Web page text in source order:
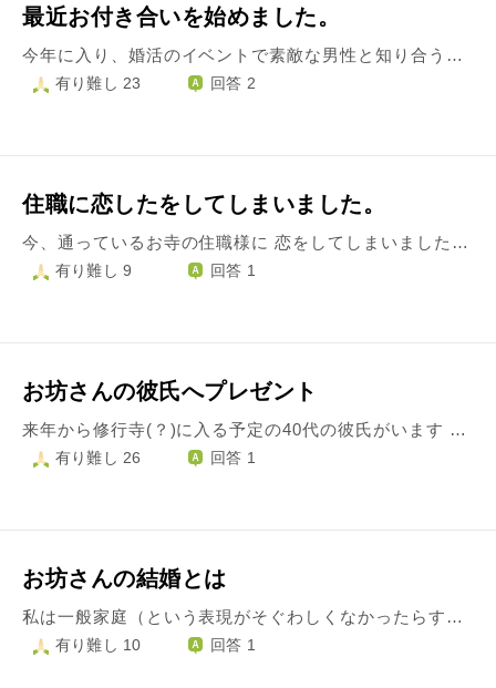
最近お付き合いを始めました。
今年に入り、婚活のイベントで素敵な男性と知り合う機会がありました。 一度目の食事で、彼からお坊さんだということが伝えられました。 私自身が彼に惹かれていたこともあり、それ以降何度かデートを重ねて、つい先日お付き合いを申し込まれました。 (私30歳、彼32歳) 告白される直前までは、お坊さんとお付き合いすることに対して大きな不安がありました。 今はその不安がないとは言い切れませんが、気持ちを伝えてくれた彼を支えたいと 思っています。 そこで、今後次のステップ(結婚)に進む前に、なにか準備が出来ることがあるなら挑戦したいと考えています。 彼とお付き合いする前から、着物のレッスンに行こうと考えていたのですが、それ以外でなにかできた方が良い、助かる、などあれば教えていただきたいです。 ちなみに彼は、曹洞宗とのことでした。
有り難し 23 回答 2
住職に恋したをしてしまいました。
今、通っているお寺の住職様に 恋をしてしまいました。 最初は、恋心なんて全くなく 私が僧侶になりたい得度を したいとご相談に行ってから の出会いになります。 そして、僕が師匠になるには 周りとのコミニケーションや 信頼関係を深めてから なので、プチ修行だと思って 参加出来る行事には参加して 周りとの縁を深めなさいと アドバイスを頂き月3回程 行ける行事には全て行き 通わせて頂いている現状に ございます。 そうして、いろいろお話しを したり行事に参加して行くうちに この人の力になりたい この人の周りの人の力に なりたい、この方の大切な 方を寄り添い助け合って 守って行きたいと思うようになりました。 ですが私は、住職様に恋心すら伝えていません。なぜなら周りの目が気になるからです 相手の立場を考えてるからこそです。 私が伝えて住職が困ってしまったら この気持ちが周りにバレていつしか 周りからの印象が悪くなったら 住職様の立場がないなと ただ、住職様が疲れている顔を一瞬見せた 時がありまして。 頑張っているのはわかります。 わかるんですが、無理しないでください。 と伝ると僕が頑張らないと 誰が頑張るのよと笑顔で返された 時があり、あぁこの方はいつも 辛くとも周りばかり考える人だなって 優しい人だなって だからこそ、こんな優しい仏様の ような人を失いたくない。 皆にはこの人が必要だ。 だから力になりたいと益々 思えました 僧侶になりたいと言っておいて 恋心を持つなんてよくない 事だとは思っております そんな疑問をもつなかで 皆様に質問させてください。 僧侶になる事だけが皆を 救える道でしょうか❓ 私は最近、誰かの幸せを思うのが 愛であると感じます 僧侶にならずともボランティアで お手伝いをし住職様のサポートをし 住職様の大切な方達を守る。 僧侶にならずとも愛は伝える 与える事は出来るのではないか と思うようになりました。 そして、愛とは自分の者にする 為の支配ではなく この人に元気でいて欲しい。 この人が生きていてくれたら 十分幸せだ。 それだけで私は幸せになれるのです。 お互いが助け合い思い合い 慈しみあい生きる事が幸せです。 他に地位も名声もなく 健康に生きる誰かの笑顔幸せが 見れたら幸せなのではないかと 皆様の意見をお聞きかせください。 私の愛は間違いでしょうか。
有り難し 9 回答 1
お坊さんの彼氏へプレゼント
来年から修行寺(？)に入る予定の40代の彼氏がいます ゆくゆくは結婚も考えている関係です 彼氏のお寺の宗派臨済宗とのことです クリスマス＋応援のプレゼントを考えているのですが、決めかねています 他の方の質問と、腕輪念珠や日常生活で使える(持ち込める)ものがいいとの回答を拝見しました 臨済宗のお坊さんに腕輪念珠をプレゼントしても問題はありませんか？ 問題ない場合は、デザインや値段等どのようなものが適切なのか教えていただけますでしょうか 腕輪念珠以外のものでアイデアがありましたらそちらも教えていただきたいです 専門的な部分についての把握ができておらず申し訳ございませんが、ご助言いただけますと嬉しいです よろしくお願いいたします
有り難し 26 回答 1
お坊さんの結婚とは
私は一般家庭（という表現がそぐわしくなかったらすみません）で育ち、いま結婚を前提にお寺の方とお付き合いをしています。 出会ったのがコロナ禍ということもありお互いどちらの親にも直接会うことなく同棲が始まり、コロナが下火になってからそれぞれの両親に挨拶しました。いわゆる両家顔合わせは未だ行えていません。 相手のお家は代々続くお寺なので身構えていたのですが、お会いした際は優しく接してくださいました。 ただ、結婚に向けた話し合いなどについて話を振ると、するつもりはあるが落ち着いたら、折を見て、と先送りされておりそれなりの月日が過ぎました。 その割にあちらのご両親からは私の年齢のことを陰で言われたり、結婚の話は進めてくれないのに「早く子どもをつくれ」などの発言がありました。現状私は他人なので家を大事にするのは当然なのでしょうが、その発言を聞いた時からあまり歓迎されていないのかなと感じました。 宗派の違いなどもあるでしょうが、お寺の方の結婚の準備というものはどれくらいの時間をかけて行うものなのでしょうか。 年単位で結婚に関する進展がなく上記の発言があった場合、身を引いてほしいという意味で捉えるべきでしょうか。 まとまりのない文章で恐縮なのですが、忌憚ないご意見をお聞かせいただければ幸いです。
有り難し 10 回答 1